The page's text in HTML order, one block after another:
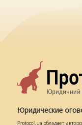
Юридические
Protocol.ua обладает